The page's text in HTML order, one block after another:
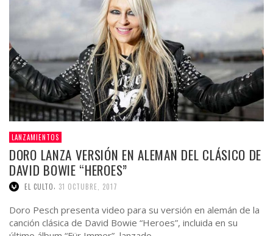
LANZAMIENTOS
DORO LANZA VERSIÓN EN ALEMAN DEL CLÁSICO DE
DAVID BOWIE “HEROES”
EL CULTO, 31 OCTUBRE, 2017
Doro Pesch presenta video para su versión en alemán de la
canción clásica de David Bowie “Heroes”, incluida en su